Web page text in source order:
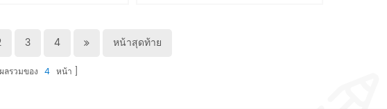
ภูมิในการจัดเก็บ -15-40℃
นภายใน&สูงสุด.ปล่อยกระแส
ชาร์จเต็มแล้วที่อุณหภูมิ 25 ℃
จ่าย.
3 4 หน้าสุดท้าย
ผลรวมของ 4 หน้า